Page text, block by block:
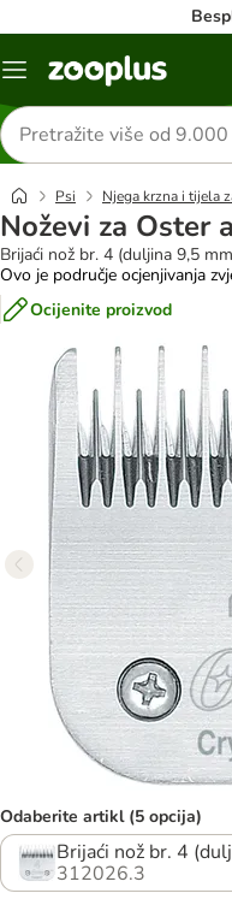
Izbornik
Traži
proizvode
Psi Njega krzna i tijela
Noževi za Oster
Brijaći nož br. 4 (duljina 9,5
Ovo je područje ocjenjivanja
Ocijenite proizvod
Odaberite artikl (5 opcija)
Brijaći nož br. 4
312026.3